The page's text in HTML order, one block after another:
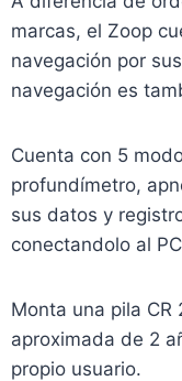
marcas, el Zoop
navegación por
navegación es
Cuenta con 5
profundímetro,
sus datos y
conectandolo al
Monta una pila
aproximada de 2
propio usuario.